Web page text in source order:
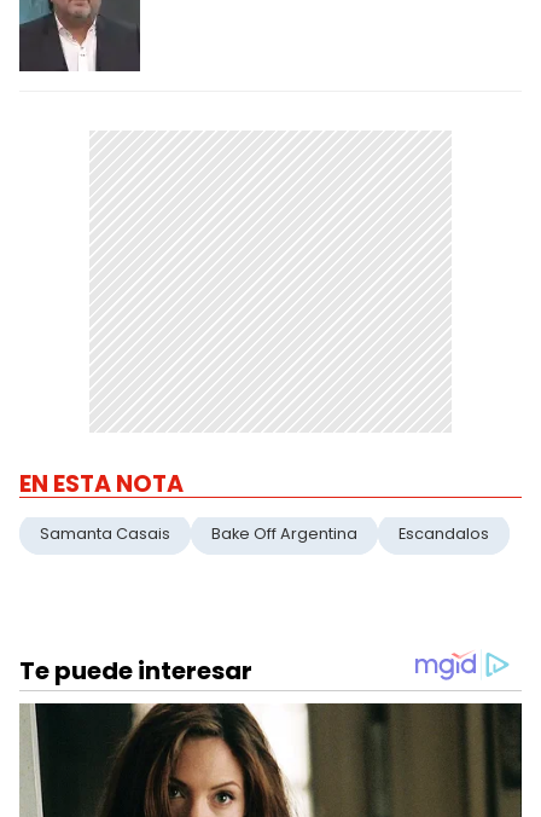
EN ESTA NOTA
Samanta Casais Bake Off Argentina Escandalos